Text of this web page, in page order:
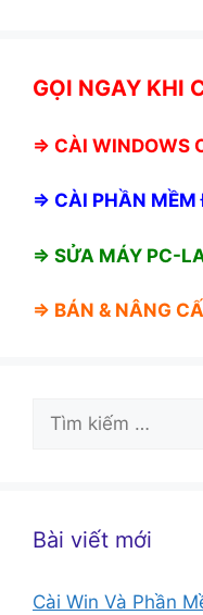
GỌI NGAY KHI
⇒ CÀI WINDOWS
⇒ CÀI PHẦN MỀM
⇒ SỬA MÁY PC-
⇒ BÁN & NÂNG
Tìm
Bài viết mới
Cài Win Và Phần